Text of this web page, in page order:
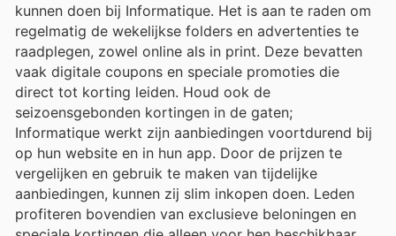
kunnen doen bij Informatique. Het is aan te raden om
regelmatig de wekelijkse folders en advertenties te
raadplegen, zowel online als in print. Deze bevatten
vaak digitale coupons en speciale promoties die
direct tot korting leiden. Houd ook de
seizoensgebonden kortingen in de gaten;
Informatique werkt zijn aanbiedingen voortdurend bij
op hun website en in hun app. Door de prijzen te
vergelijken en gebruik te maken van tijdelijke
aanbiedingen, kunnen zij slim inkopen doen. Leden
profiteren bovendien van exclusieve beloningen en